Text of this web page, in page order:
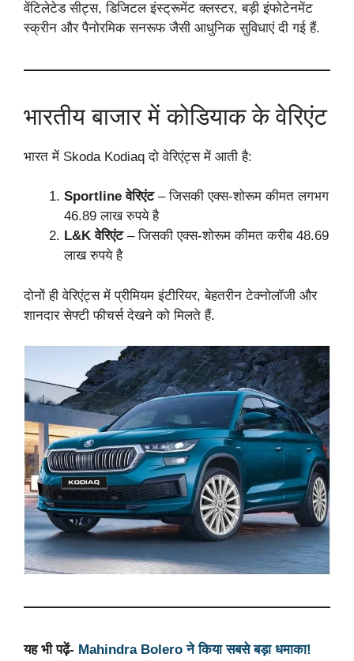
वेंटिलेटेड सीट्स, डिजिटल इंस्ट्रूमेंट क्लस्टर, बड़ी इंफोटेनमेंट
स्क्रीन और पैनोरमिक सनरूफ जैसी आधुनिक सुविधाएं दी गई हैं.
भारतीय बाजार में कोडियाक के वेरिएंट
भारत में Skoda Kodiaq दो वेरिएंट्स में आती है:
Sportline वेरिएंट– जिसकी एक्स-शोरूम कीमत लगभग
46.89 लाख रुपये है
L&K वेरिएंट– जिसकी एक्स-शोरूम कीमत करीब 48.69
लाख रुपये है
दोनों ही वेरिएंट्स में प्रीमियम इंटीरियर, बेहतरीन टेक्नोलॉजी और
शानदार सेफ्टी फीचर्स देखने को मिलते हैं.
यह भी पढ़ें- Mahindra Bolero ने किया सबसे बड़ा धमाका!